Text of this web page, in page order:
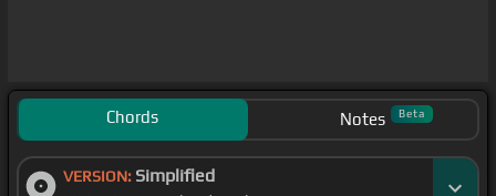
Chords Notes Beta
VERSION: Simplified